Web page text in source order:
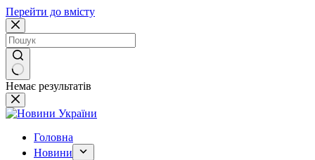
Перейти до вмісту
Немає результатів
Головна
Новини